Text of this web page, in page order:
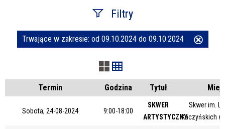
Filtry
Szukana fraza
Kategoria
Trwające w zakresie: od 09.10.2024 do 09.10.2024
Termin Godzina Tytuł
Sobota, 24-08-2024 9:00-18:00
SKWER
ARTYSTYCZNY
Skwer im.
Kaczyńskich